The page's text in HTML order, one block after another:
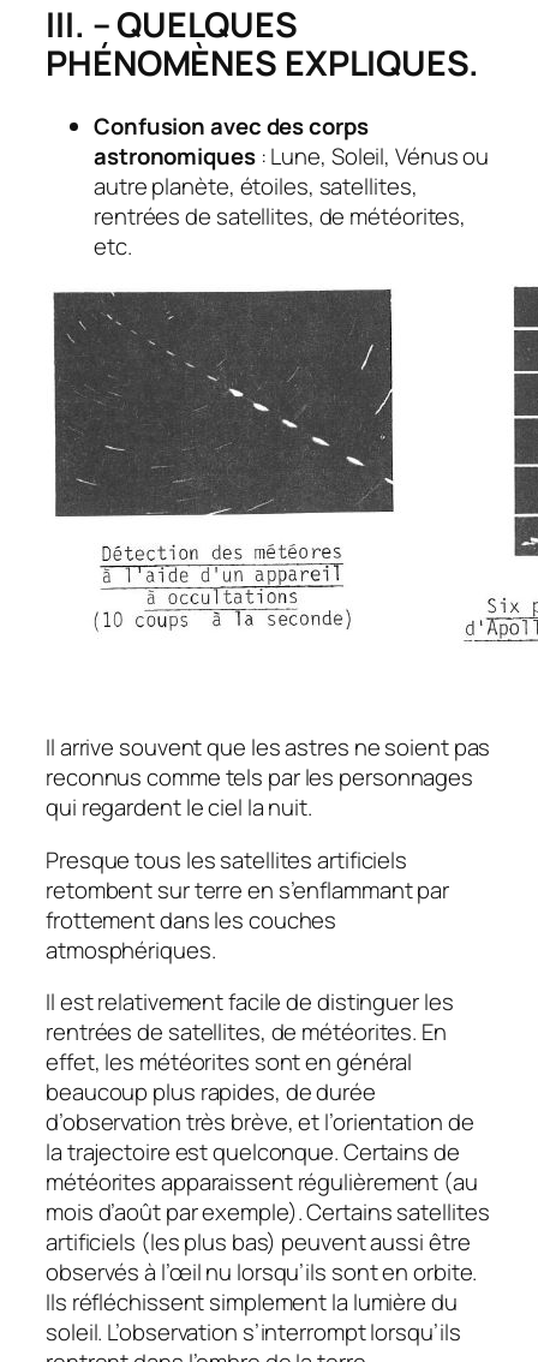
III. – QUELQUES
PHÉNOMÈNES EXPLIQUES.
Confusion avec des corps
astronomiques: Lune, Soleil, Vénus ou
autre planète, étoiles, satellites,
rentrées de satellites, de météorites,
etc.
Il arrive souvent que les astres ne soient pas
reconnus comme tels par les personnages
qui regardent le ciel la nuit.
Presque tous les satellites artificiels
retombent sur terre en s’enflammant par
frottement dans les couches
atmosphériques.
Il est relativement facile de distinguer les
rentrées de satellites, de météorites. En
effet, les météorites sont en général
beaucoup plus rapides, de durée
d’observation très brève, et l’orientation de
la trajectoire est quelconque. Certains de
météorites apparaissent régulièrement (au
mois d’août par exemple). Certains satellites
artificiels (les plus bas) peuvent aussi être
observés à l’œil nu lorsqu’ils sont en orbite.
Ils réfléchissent simplement la lumière du
soleil. L’observation s’interrompt lorsqu’ils